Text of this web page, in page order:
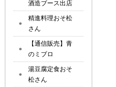
酒造ブース出店
精進料理おそ松
さん
【通信販売】青
のミブロ
湯豆腐定食おそ
松さん